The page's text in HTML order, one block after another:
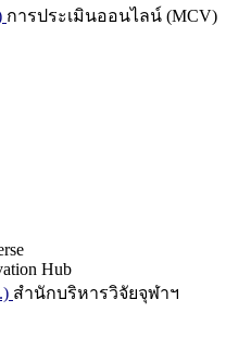
การประเมินออนไลน์ (MCV)
Hub
สำนักบริหารวิจัยจุฬาฯ